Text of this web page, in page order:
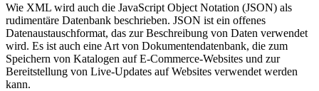
Wie XML wird auch die JavaScript Object Notation (JSON) als
rudimentäre Datenbank beschrieben. JSON ist ein offenes
Datenaustauschformat, das zur Beschreibung von Daten verwendet
wird. Es ist auch eine Art von Dokumentendatenbank, die zum
Speichern von Katalogen auf E-Commerce-Websites und zur
Bereitstellung von Live-Updates auf Websites verwendet werden
kann.